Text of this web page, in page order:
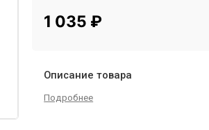
Tag: InMyRoom
1 035 ₽
Описание товара
Подробнее